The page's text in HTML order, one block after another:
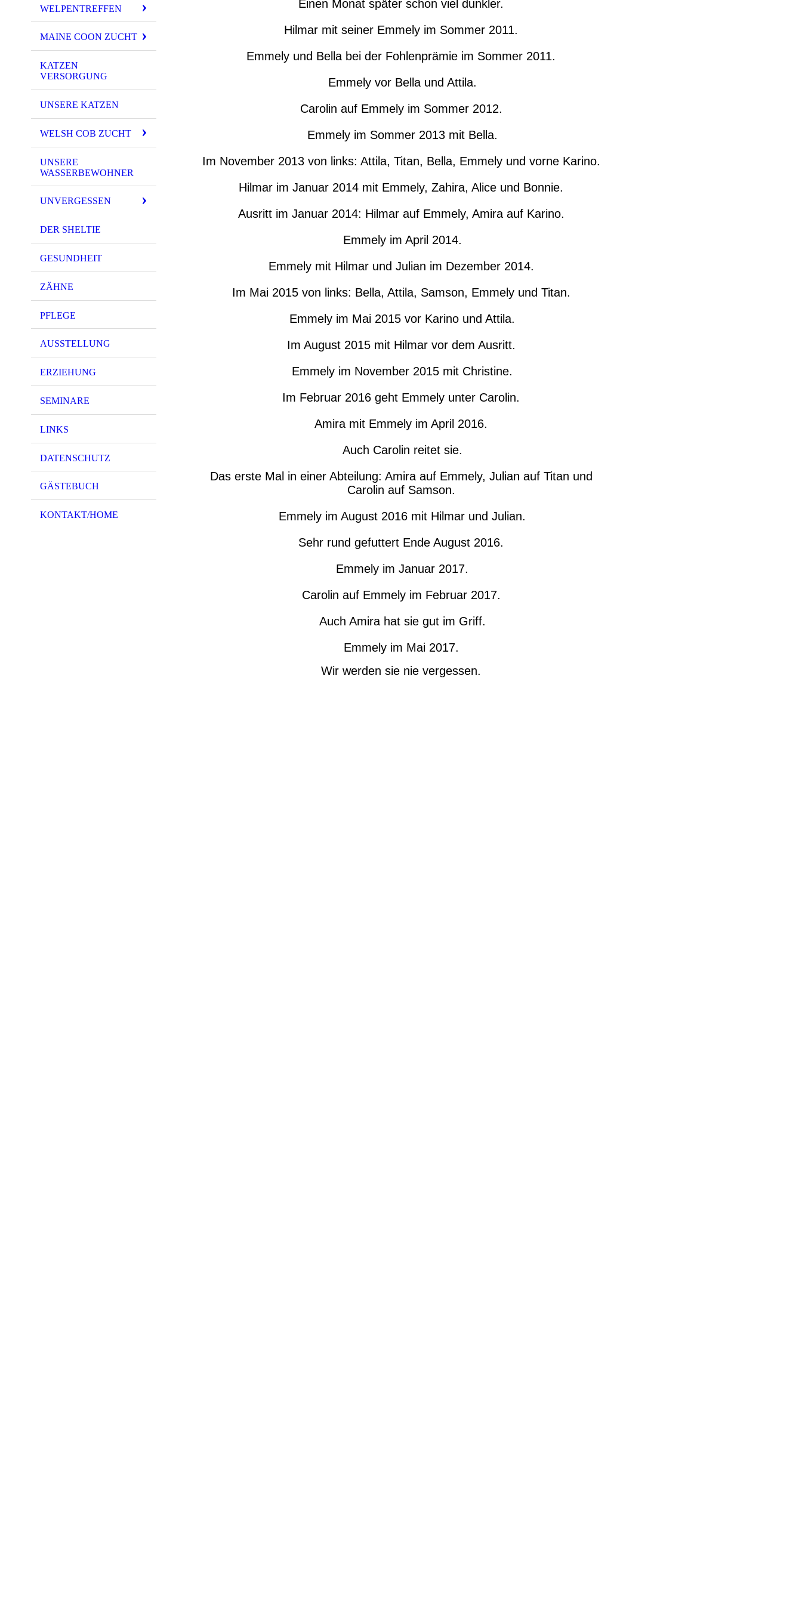
WELPENTREFFEN
MAINE COON ZUCHT
KATZEN
VERSORGUNG
UNSERE KATZEN
WELSH COB ZUCHT
UNSERE
WASSERBEWOHNER
UNVERGESSEN
DER SHELTIE
GESUNDHEIT
ZÄHNE
PFLEGE
AUSSTELLUNG
ERZIEHUNG
SEMINARE
LINKS
DATENSCHUTZ
GÄSTEBUCH
KONTAKT/HOME
Einen Monat später schon viel dunkler.
Hilmar mit seiner Emmely im Sommer 2011.
Emmely und Bella bei der Fohlenprämie im Sommer 2011.
Emmely vor Bella und Attila.
Carolin auf Emmely im Sommer 2012.
Emmely im Sommer 2013 mit Bella.
Im November 2013 von links: Attila, Titan, Bella, Emmely und vorne Karino.
Hilmar im Januar 2014 mit Emmely, Zahira, Alice und Bonnie.
Ausritt im Januar 2014: Hilmar auf Emmely, Amira auf Karino.
Emmely im April 2014.
Emmely mit Hilmar und Julian im Dezember 2014.
Im Mai 2015 von links: Bella, Attila, Samson, Emmely und Titan.
Emmely im Mai 2015 vor Karino und Attila.
Im August 2015 mit Hilmar vor dem Ausritt.
Emmely im November 2015 mit Christine.
Im Februar 2016 geht Emmely unter Carolin.
Amira mit Emmely im April 2016.
Auch Carolin reitet sie.
Das erste Mal in einer Abteilung: Amira auf Emmely, Julian auf Titan und
Carolin auf Samson.
Emmely im August 2016 mit Hilmar und Julian.
Sehr rund gefuttert Ende August 2016.
Emmely im Januar 2017.
Carolin auf Emmely im Februar 2017.
Auch Amira hat sie gut im Griff.
Emmely im Mai 2017.
Wir werden sie nie vergessen.